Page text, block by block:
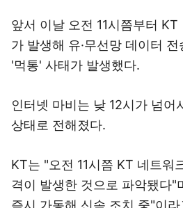
앞서 이날 오전 11시쯤부터
가 발생해 유·무선망 데이터
'먹통' 사태가 발생했다.
인터넷 마비는 낮 12시가 넘어
상태로 전해졌다.
KT는 "오전 11시쯤 KT 네트워
격이 발생한 것으로 파악됐다"
즉시 가동해 신속 조치 중"이